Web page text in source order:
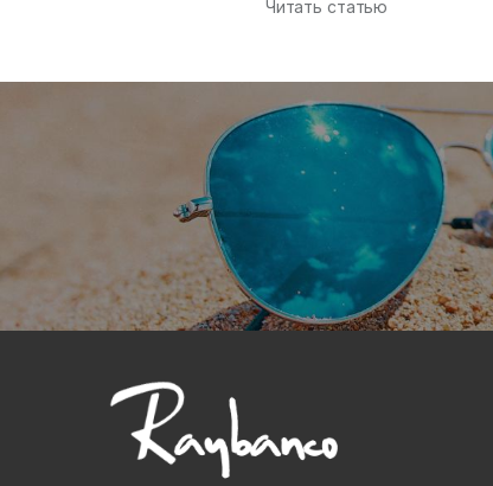
Читать статью